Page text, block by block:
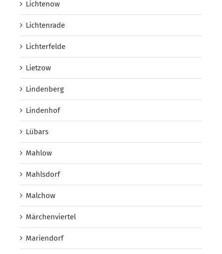
Lichtenow
Lichtenrade
Lichterfelde
Lietzow
Lindenberg
Lindenhof
Lübars
Mahlow
Mahlsdorf
Malchow
Märchenviertel
Mariendorf